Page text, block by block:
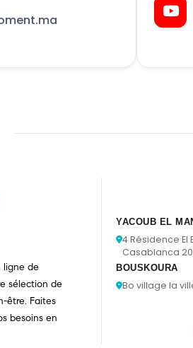
ligne de
sélection de
être. Faites
besoins en
YACOUB EL
4 Résidence El
Casablanca
BOUSKOURA
Bo village la